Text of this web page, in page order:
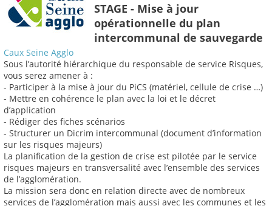
STAGE - Mise à jour
opérationnelle du plan
intercommunal de sauvegarde
Caux Seine Agglo
Sous l’autorité hiérarchique du responsable de service Risques,
vous serez amener à :
- Participer à la mise à jour du PiCS (matériel, cellule de crise …)
- Mettre en cohérence le plan avec la loi et le décret
d’application
- Rédiger des fiches scénarios
- Structurer un Dicrim intercommunal (document d’information
sur les risques majeurs)
La planification de la gestion de crise est pilotée par le service
risques majeurs en transversalité avec l’ensemble des services
de l’agglomération.
La mission sera donc en relation directe avec de nombreux
services de l’agglomération mais aussi avec les communes et les